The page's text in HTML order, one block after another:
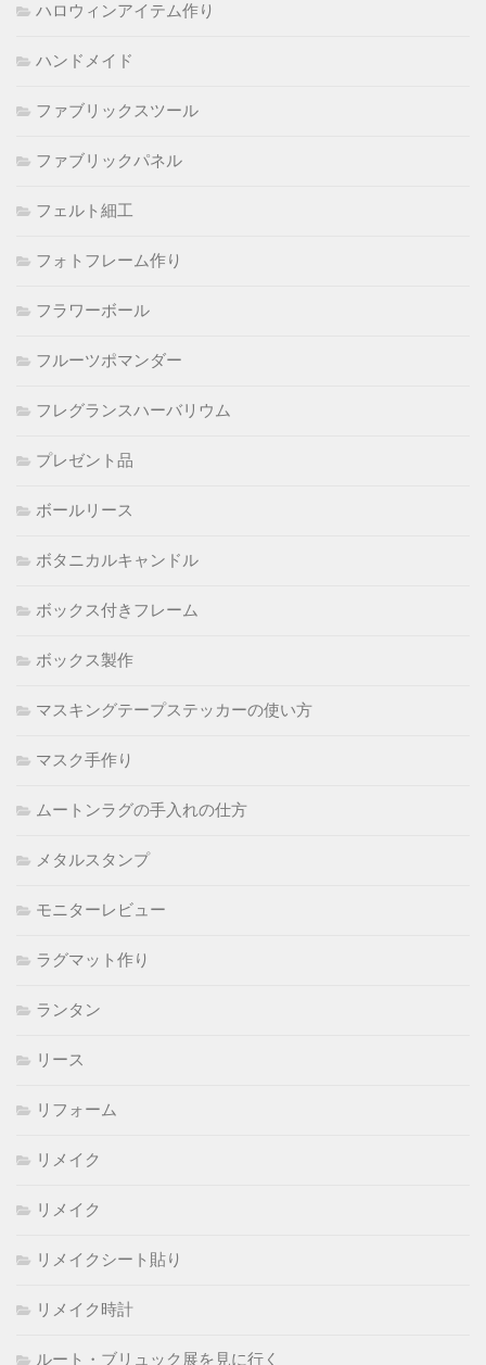
ハロウィンアイテム作り
ハンドメイド
ファブリックスツール
ファブリックパネル
フェルト細工
フォトフレーム作り
フラワーボール
フルーツポマンダー
フレグランスハーバリウム
プレゼント品
ボールリース
ボタニカルキャンドル
ボックス付きフレーム
ボックス製作
マスキングテープステッカーの使い方
マスク手作り
ムートンラグの手入れの仕方
メタルスタンプ
モニターレビュー
ラグマット作り
ランタン
リース
リフォーム
リメイク
リメイク
リメイクシート貼り
リメイク時計
ルート・ブリュック展を見に行く